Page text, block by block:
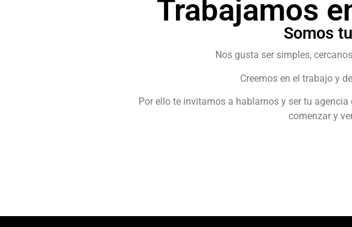
Trabajamos
Somos
Nos gusta ser simples,
Creemos en el trabajo y
Por ello te invitamos a hablarnos y ser tu
comenzar y